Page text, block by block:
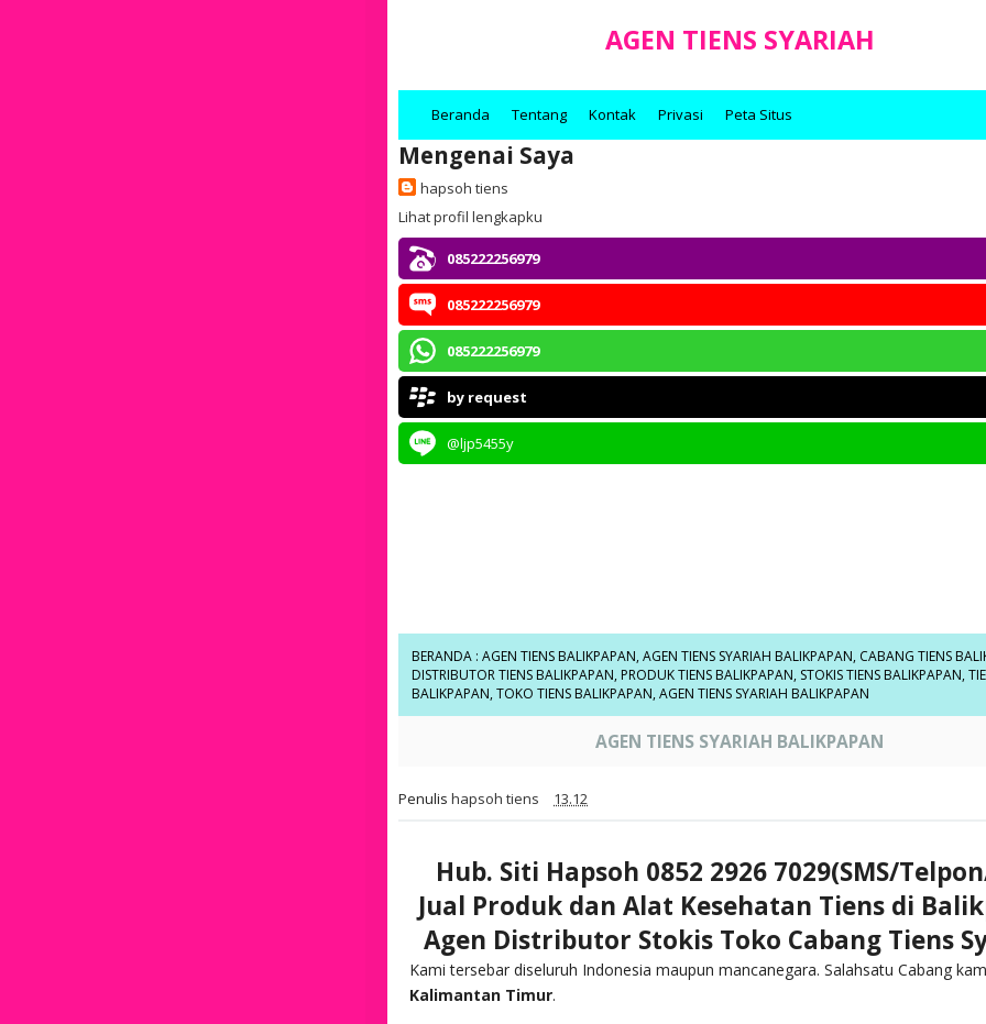
AGEN TIENS SYARIAH
Beranda Tentang Kontak Privasi Peta Situs
Mengenai Saya
hapsoh tiens
Lihat profil lengkapku
085222256979
085222256979
085222256979
by request
@ljp5455y
BERANDA : AGEN TIENS BALIKPAPAN,AGEN TIENS SYARIAH BALIKPAPAN, CABANG TIENS
DISTRIBUTOR TIENS BALIKPAPAN, PRODUK TIENS BALIKPAPAN, STOKIS TIENS BALIKPAPAN,
BALIKPAPAN,TOKO TIENS BALIKPAPAN,AGEN TIENS SYARIAH BALIKPAPAN
AGEN TIENS SYARIAH BALIKPAPAN
Penulis hapsoh tiens 13.12
Hub. Siti Hapsoh 0852 2926 7029(SMS/
Jual Produk dan Alat Kesehatan Tiens di
Agen Distributor Stokis Toko Cabang Tiens
Kami tersebar diseluruh Indonesia maupun mancanegara. Salahsatu Cabang
Kalimantan Timur.